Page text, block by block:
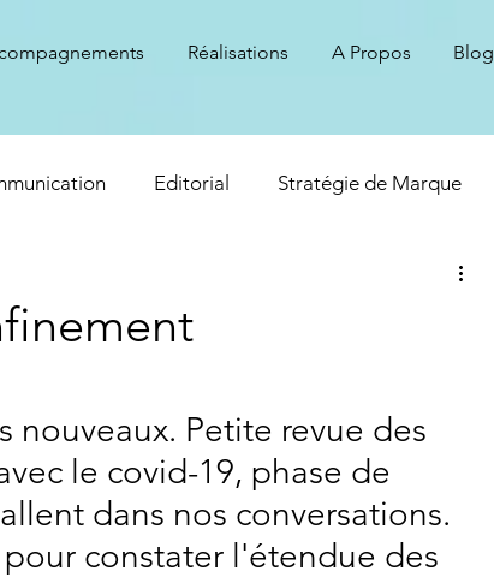
Réalisations A Propos Blog
Editorial Stratégie de Marque
nouveaux. Petite revue des
le covid-19, phase de
dans nos conversations.
constater l'étendue des